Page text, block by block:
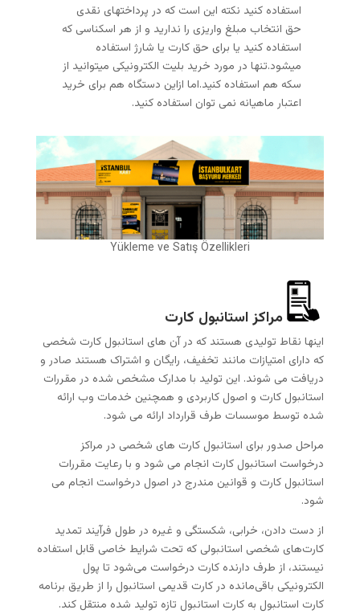
استفاده کنید نکته این است که در پرداختهای نقدی
حق انتخاب مبلغ واریزی را ندارید و از هر اسکناسی که
استفاده کنید یا برای حق کارت یا شارژ استفاده
میشود.تنها در مورد خرید بلیت الکترونیکی میتوانید از
سکه هم استفاده کنید.اما ازاین دستگاه هم برای خرید
اعتبار ماهیانه نمی توان استفاده کنید.
Yükleme ve Satış Özellikleri
مراکز استانبول کارت
اینها نقاط تولیدی هستند که در آن های استانبول کارت شخصی
که دارای امتیازات مانند تخفیف، رایگان و اشتراک هستند صادر و
دریافت می شوند. این تولید با مدارک مشخص شده در مقررات
استانبول کارت و اصول کاربردی و همچنین خدمات وب ارائه
شده توسط موسسات طرف قرارداد ارائه می شود.
مراحل صدور برای استانبول کارت های شخصی در مراکز
درخواست استانبول کارت انجام می شود و با رعایت مقررات
استانبول کارت و قوانین مندرج در اصول درخواست انجام می
شود.
از دست دادن، خرابی، شکستگی و غیره در طول فرآیند تمدید
کارت‌های شخصی استانبولی که تحت شرایط خاصی قابل استفاده
نیستند، از طرف دارنده کارت درخواست می‌شود تا پول
الکترونیکی باقی‌مانده در کارت قدیمی استانبول را از طریق برنامه
کارت استانبول به کارت استانبول تازه تولید شده منتقل کند.